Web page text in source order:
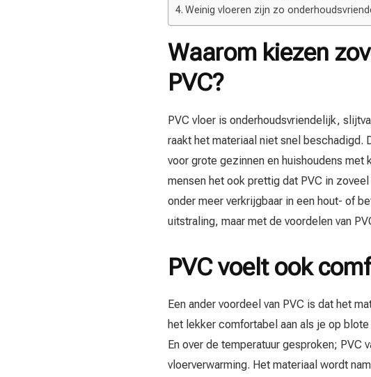
Weinig vloeren zijn zo
Waarom kiezen
PVC?
PVC vloer is onderhoudsvriendelijk,
raakt het materiaal niet snel beschadigd.
voor grote gezinnen en huishoudens met
mensen het ook prettig dat PVC in
onder meer verkrijgbaar in een hout- of
uitstraling, maar met de voordelen van
PVC voelt ook
Een ander voordeel van PVC is dat het
het lekker comfortabel aan als je op
En over de temperatuur gesproken; PVC
vloerverwarming. Het materiaal wordt